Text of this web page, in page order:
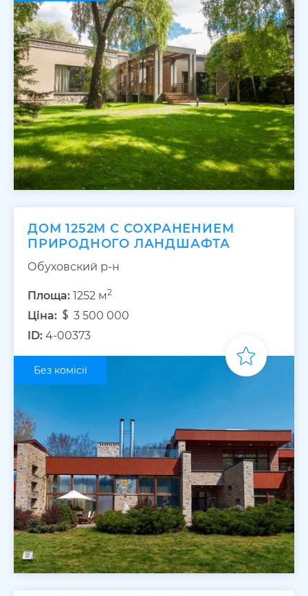
ДОМ 1252М С СОХРАНЕНИЕМ
ПРИРОДНОГО ЛАНДШАФТА
Обуховский р-н
Площа: 1252 м2
Ціна:
3 500 000
ID: 4-00373
Без комісії